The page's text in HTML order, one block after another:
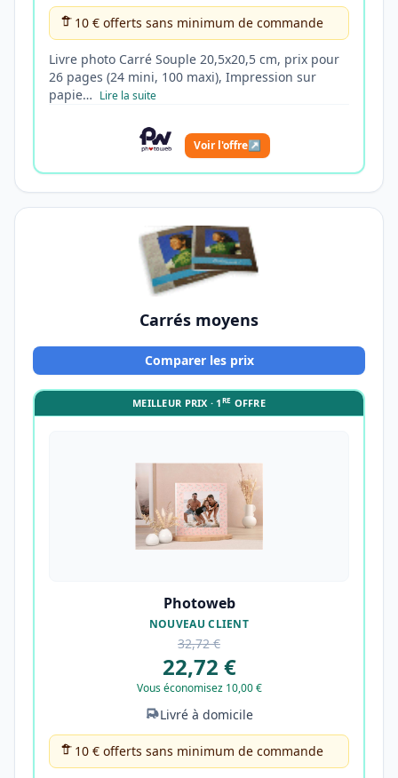
10 € offerts sans minimum de commande
Livre photo Carré Souple 20,5x20,5 cm, prix pour
26 pages (24 mini, 100 maxi), Impression sur
papie… Lire la suite
Voir l'offre↗
Carrés moyens
Comparer les prix
MEILLEUR PRIX · 1RE OFFRE
Photoweb
NOUVEAU CLIENT
32,72 €
22,72 €
Vous économisez 10,00 €
Livré à domicile
10 € offerts sans minimum de commande